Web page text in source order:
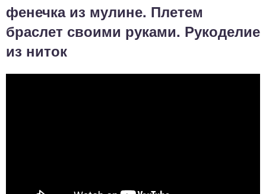
фенечка из мулине. Плетем
браслет своими руками. Рукоделие
из ниток